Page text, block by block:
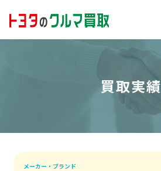
買取実績
メーカー・ブランド